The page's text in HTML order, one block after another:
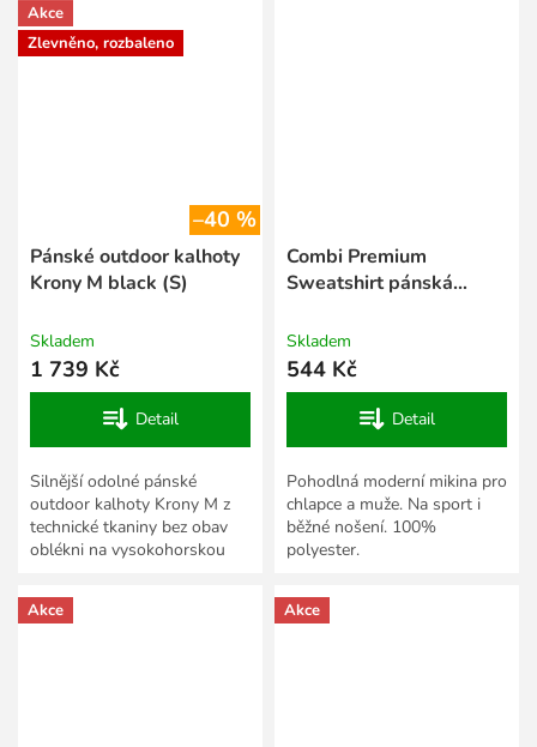
Akce
Zlevněno, rozbaleno
–40 %
Pánské outdoor kalhoty
Krony M black (S)
Skladem
1 739 Kč
Detail
Silnější odolné pánské
outdoor kalhoty Krony M z
technické tkaniny bez obav
oblékni na vysokohorskou
podmínkách. Prodyšný
materiál a...
Combi Premium
Sweatshirt pánská
Skladem
544 Kč
Detail
Pohodlná moderní mikina pro
chlapce a muže. Na sport i
běžné nošení. 100%
polyester.
Akce Akce